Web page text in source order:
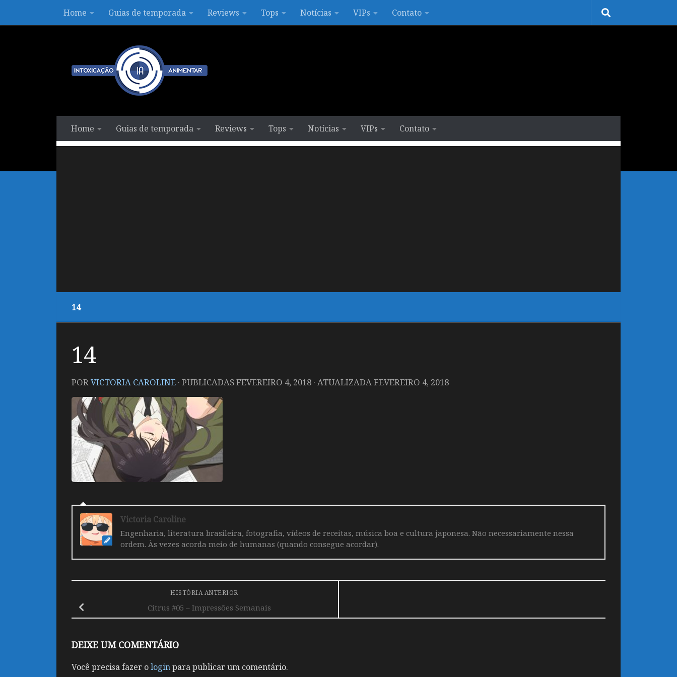
Skip to contentHome Guias de temporada Reviews Tops Notícias VIPs Contato
Home Guias de temporada Reviews Tops Notícias VIPs Contato
14
14
PORVICTORIA CAROLINE · PUBLICADASFEVEREIRO 4, 2018 · ATUALIZADAFEVEREIRO 4, 2018
Victoria Caroline
Engenharia, literatura brasileira, fotografia, vídeos de receitas, música boa e cultura japonesa. Não necessariamente nessa
ordem. Às vezes acorda meio de humanas (quando consegue acordar).
HISTÓRIA ANTERIOR
Citrus #05 – Impressões Semanais
DEIXE UM COMENTÁRIO
Você precisa fazer ologinpara publicar um comentário.